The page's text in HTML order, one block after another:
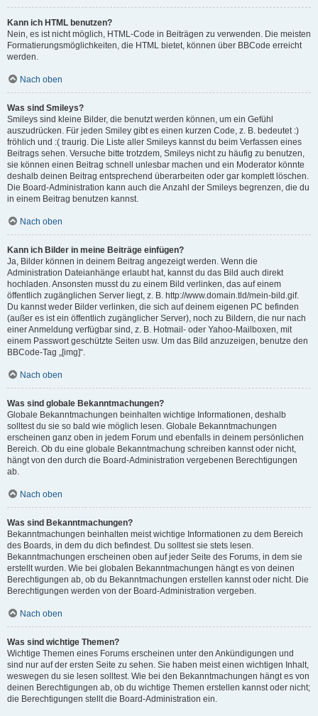
Kann ich HTML benutzen?
Nein, es ist nicht möglich, HTML-Code in Beiträgen zu verwenden. Die meisten
Formatierungsmöglichkeiten, die HTML bietet, können über BBCode erreicht
werden.
Nach oben
Was sind Smileys?
Smileys sind kleine Bilder, die benutzt werden können, um ein Gefühl
auszudrücken. Für jeden Smiley gibt es einen kurzen Code, z. B. bedeutet :)
fröhlich und :( traurig. Die Liste aller Smileys kannst du beim Verfassen eines
Beitrags sehen. Versuche bitte trotzdem, Smileys nicht zu häufig zu benutzen,
sie können einen Beitrag schnell unlesbar machen und ein Moderator könnte
deshalb deinen Beitrag entsprechend überarbeiten oder gar komplett löschen.
Die Board-Administration kann auch die Anzahl der Smileys begrenzen, die du
in einem Beitrag benutzen kannst.
Nach oben
Kann ich Bilder in meine Beiträge einfügen?
Ja, Bilder können in deinem Beitrag angezeigt werden. Wenn die
Administration Dateianhänge erlaubt hat, kannst du das Bild auch direkt
hochladen. Ansonsten musst du zu einem Bild verlinken, das auf einem
öffentlich zugänglichen Server liegt, z. B. http://www.domain.tld/mein-bild.gif.
Du kannst weder Bilder verlinken, die sich auf deinem eigenen PC befinden
(außer es ist ein öffentlich zugänglicher Server), noch zu Bildern, die nur nach
einer Anmeldung verfügbar sind, z. B. Hotmail- oder Yahoo-Mailboxen, mit
einem Passwort geschützte Seiten usw. Um das Bild anzuzeigen, benutze den
BBCode-Tag „[img]“.
Nach oben
Was sind globale Bekanntmachungen?
Globale Bekanntmachungen beinhalten wichtige Informationen, deshalb
solltest du sie so bald wie möglich lesen. Globale Bekanntmachungen
erscheinen ganz oben in jedem Forum und ebenfalls in deinem persönlichen
Bereich. Ob du eine globale Bekanntmachung schreiben kannst oder nicht,
hängt von den durch die Board-Administration vergebenen Berechtigungen
ab.
Nach oben
Was sind Bekanntmachungen?
Bekanntmachungen beinhalten meist wichtige Informationen zu dem Bereich
des Boards, in dem du dich befindest. Du solltest sie stets lesen.
Bekanntmachungen erscheinen oben auf jeder Seite des Forums, in dem sie
erstellt wurden. Wie bei globalen Bekanntmachungen hängt es von deinen
Berechtigungen ab, ob du Bekanntmachungen erstellen kannst oder nicht. Die
Berechtigungen werden von der Board-Administration vergeben.
Nach oben
Was sind wichtige Themen?
Wichtige Themen eines Forums erscheinen unter den Ankündigungen und
sind nur auf der ersten Seite zu sehen. Sie haben meist einen wichtigen Inhalt,
weswegen du sie lesen solltest. Wie bei den Bekanntmachungen hängt es von
deinen Berechtigungen ab, ob du wichtige Themen erstellen kannst oder nicht;
die Berechtigungen stellt die Board-Administration ein.